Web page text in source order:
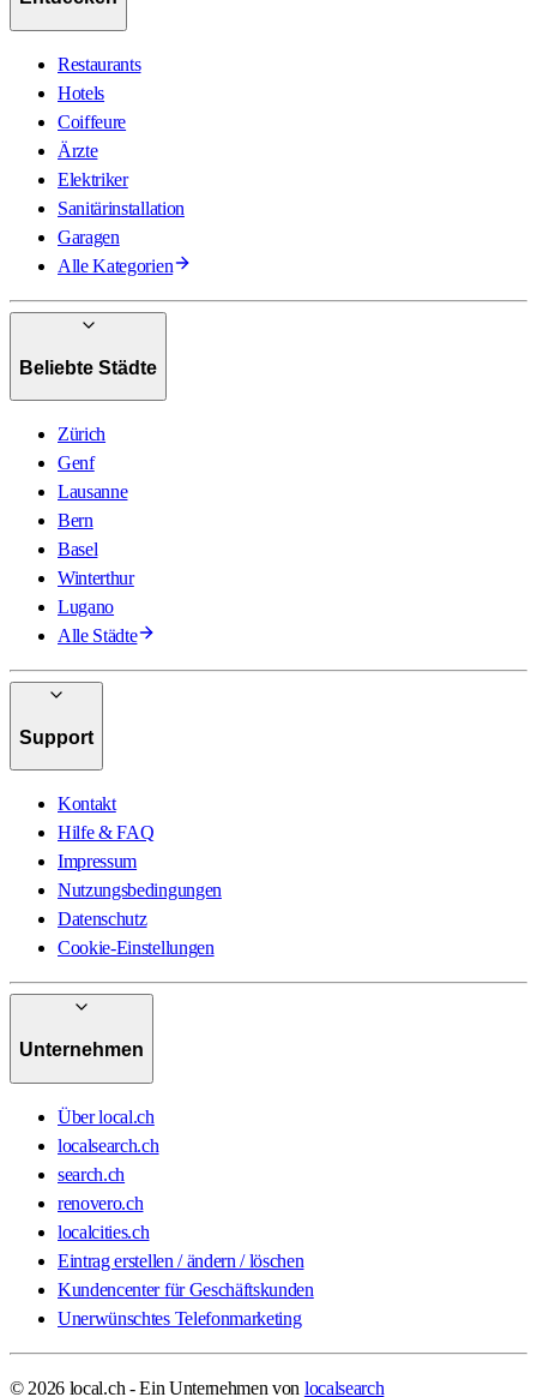
Restaurants
Hotels
Coiffeure
Ärzte
Elektriker
Sanitärinstallation
Garagen
Alle Kategorien
Beliebte Städte
Zürich
Genf
Lausanne
Bern
Basel
Winterthur
Lugano
Alle Städte
Support
Kontakt
Hilfe & FAQ
Impressum
Nutzungsbedingungen
Datenschutz
Cookie-Einstellungen
Unternehmen
Über local.ch
localsearch.ch
search.ch
renovero.ch
localcities.ch
Eintrag erstellen / ändern / löschen
Kundencenter für Geschäftskunden
Unerwünschtes Telefonmarketing
© 2026 local.ch - Ein Unternehmen von localsearch